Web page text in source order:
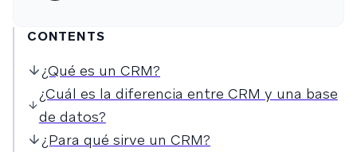
CONTENTS
¿Qué es un CRM?
¿Cuál es la diferencia entre CRM y una base
de datos?
¿Para qué sirve un CRM?